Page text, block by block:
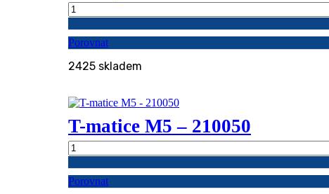
Záslepka
úhelníku
304343
-
množství
Porovnat
2425 skladem
T-matice M5 – 210050
T-
matice
M5
-Porovnat